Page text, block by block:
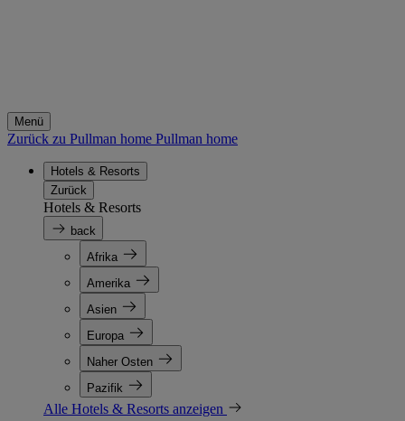
Menü
Zurück zu Pullman home Pullman home
Hotels & Resorts
Zurück
Hotels & Resorts
back
Afrika
Amerika
Asien
Europa
Naher Osten
Pazifik
Alle Hotels & Resorts anzeigen